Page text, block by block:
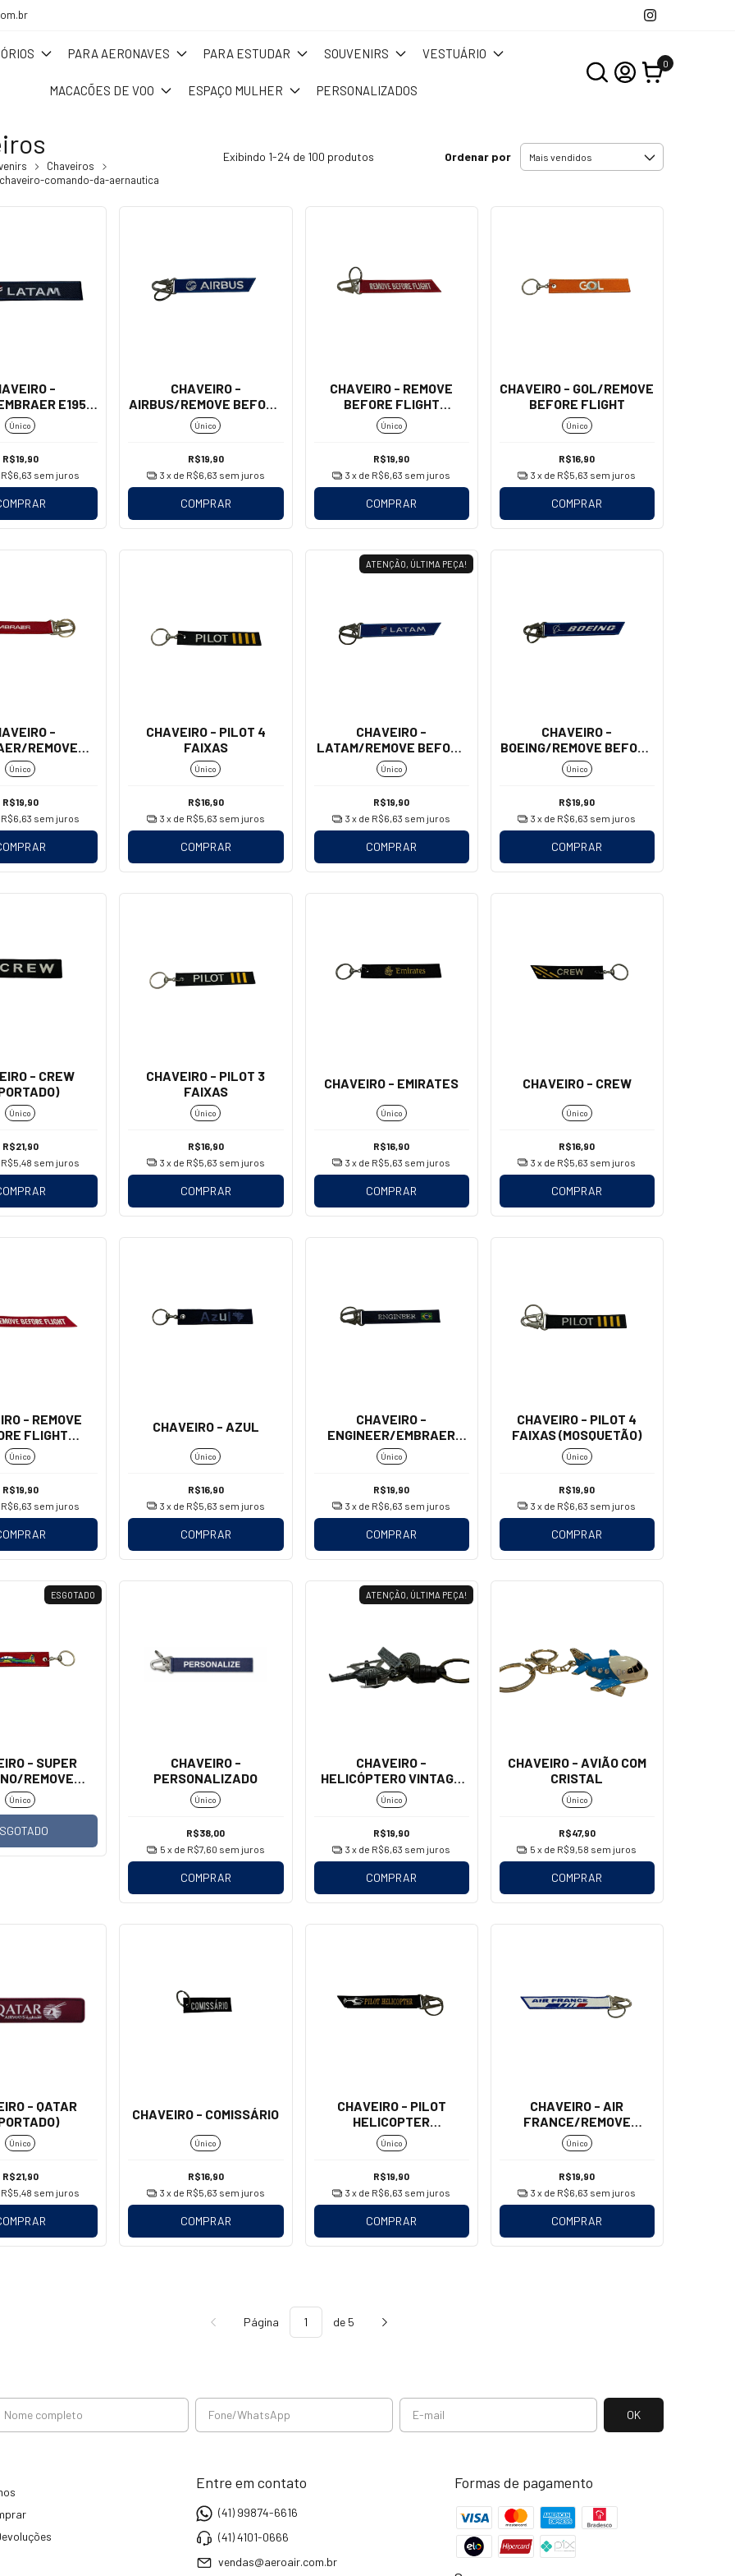
PARA AERONAVES PARA ESTUDAR SOUVENIRS VESTUÁRIO
MACACÕES DE VOO ESPAÇO MULHER PERSONALIZADOS
0
Chaveiros
comando-da-aernautica
Exibindo 1-24 de 100 produtos Ordenar por
-
E195-
E2
Único
R$19,90
R$6,63 sem juros
CHAVEIRO -
AIRBUS/REMOVE BEFORE
FLIGHT (MOSQUETÃO)
Único
R$19,90
3 x de R$6,63 sem juros
COMPRAR
CHAVEIRO - REMOVE
BEFORE FLIGHT
(MOSQUETÃO)
Único
R$19,90
3 x de R$6,63 sem juros
COMPRAR
CHAVEIRO - GOL/REMOVE
BEFORE FLIGHT
Único
R$16,90
3 x de R$5,63 sem juros
COMPRAR
-
REMOVE
FLIGHT
Único
R$19,90
R$6,63 sem juros
CHAVEIRO - PILOT 4
FAIXAS
Único
R$16,90
3 x de R$5,63 sem juros
COMPRAR
ATENÇÃO, ÚLTIMA PEÇA!
CHAVEIRO -
LATAM/REMOVE BEFORE
FLIGHT (MOSQUETÃO)
Único
R$19,90
3 x de R$6,63 sem juros
COMPRAR
CHAVEIRO -
BOEING/REMOVE BEFORE
FLIGHT (MOSQUETÃO)
Único
R$19,90
3 x de R$6,63 sem juros
COMPRAR
- CREW
Único
R$21,90
R$5,48 sem juros
CHAVEIRO - PILOT 3
FAIXAS
Único
R$16,90
3 x de R$5,63 sem juros
COMPRAR
CHAVEIRO - EMIRATES
Único
R$16,90
3 x de R$5,63 sem juros
COMPRAR
CHAVEIRO - CREW
Único
R$16,90
3 x de R$5,63 sem juros
COMPRAR
- REMOVE
FLIGHT
- GRANDE)
Único
R$19,90
R$6,63 sem juros
CHAVEIRO - AZUL
Único
R$16,90
3 x de R$5,63 sem juros
COMPRAR
CHAVEIRO -
ENGINEER/EMBRAER
(MOSQUETÃO)
Único
R$19,90
3 x de R$6,63 sem juros
COMPRAR
CHAVEIRO - PILOT 4
FAIXAS (MOSQUETÃO)
Único
R$19,90
3 x de R$6,63 sem juros
COMPRAR
ESGOTADO
- SUPER
REMOVE
FLIGHT
Único
CHAVEIRO -
PERSONALIZADO
Único
R$38,00
5 x de R$7,60 sem juros
COMPRAR
ATENÇÃO, ÚLTIMA PEÇA!
CHAVEIRO -
HELICÓPTERO VINTAGE
COURO
Único
R$19,90
3 x de R$6,63 sem juros
COMPRAR
CHAVEIRO - AVIÃO COM
CRISTAL
Único
R$47,90
5 x de R$9,58 sem juros
COMPRAR
- QATAR
Único
R$21,90
R$5,48 sem juros
CHAVEIRO - COMISSÁRIO
Único
R$16,90
3 x de R$5,63 sem juros
COMPRAR
CHAVEIRO - PILOT
HELICOPTER
(MOSQUETÃO)
Único
R$19,90
3 x de R$6,63 sem juros
COMPRAR
CHAVEIRO - AIR
FRANCE/REMOVE
BEFORE FLIGHT
(MOSQUETÃO)
Único
R$19,90
3 x de R$6,63 sem juros
COMPRAR
Página de 5
Entre em contato
(41) 99874-6616
(41) 4101-0666
vendas@aeroair.com.br
Formas de pagamento